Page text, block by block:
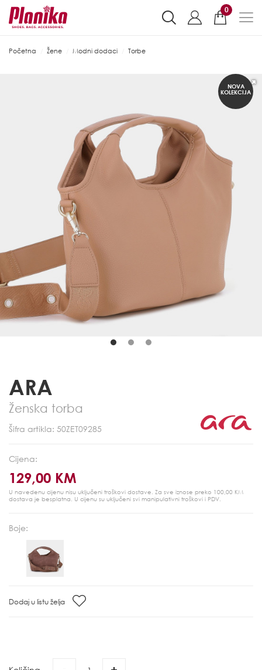
0
Početna Žene Modni dodaci Torbe
NOVA
KOLEKCIJA
ARA
Ženska torba
Šifra artikla: 50ZET09285
Cijena:
129,00 KM
U navedenu cijenu nisu uključeni troškovi dostave. Za sve iznose preko 100,00 KM
dostava je besplatna. U cijenu su uključeni svi manipulativni troškovi i PDV.
Boje:
Dodaj u listu želja